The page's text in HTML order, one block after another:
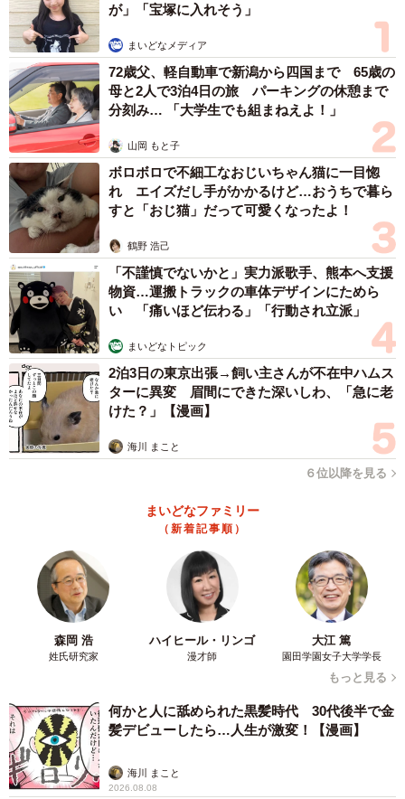
手術をした際に高額な費用に驚き、年金生活の身であと5匹
も実費でできないと頭を悩ませていた。そこで、私はきち
んと猫たちを管理して「地域猫活動をしないか」と投げか
けた。
地方公共団体には、飼い主のいない猫の不妊・去勢手術
費用助成金が出る地域がある。宝塚市にもこの制度があ
り、この制度を使うと通常よりも安く手術を施すことがで
きる。一般的によく言われている「地域猫活動」である。
この助成金を申請し、ご飯を与えるだけではなく、トイレ
の設置や清掃を行い、地域の猫として管理することを勧め
た。おばあさんは理解してくださり、残りの5匹も手術を完
了。地域猫として管理することにした。
「これでやっと安心して眠れる」。目に涙を溜めて語っ
ていたのが印象的だった。
そのとき、私たちが活動している保護シェルターに空き
ができていた。子猫を確認すると、すでに産まれて半年以
ている子猫を保護し、それ以外は地域猫として家の庭に戻
が」「宝塚に入れそう」
まいどなメディア
72歳父、軽自動車で新潟から四国まで 65歳の
母と2人で3泊4日の旅 パーキングの休憩まで
分刻み… 「大学生でも組まねえよ！」
山岡 もと子
ボロボロで不細工なおじいちゃん猫に一目惚
れ エイズだし手がかかるけど…おうちで暮ら
すと「おじ猫」だって可愛くなったよ！
鶴野 浩己
「不謹慎でないかと」実力派歌手、熊本へ支援
物資…運搬トラックの車体デザインにためら
い 「痛いほど伝わる」「行動され立派」
まいどなトピック
2泊3日の東京出張→飼い主さんが不在中ハムス
ターに異変 眉間にできた深いしわ、「急に老
けた？」【漫画】
海川 まこと
６位以降を見る
まいどなファミリー
（新着記事順）
森岡 浩
姓氏研究家
ハイヒール・リンゴ
漫才師
大江 篤
園田学園女子大学学長
もっと見る
何かと人に舐められた黒髪時代 30代後半で金
髪デビューしたら…人生が激変！【漫画】
海川 まこと
2026.08.08